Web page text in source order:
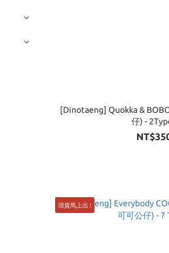
[Dinotaeng] Quokka &
仔) -
現貨馬上出 !